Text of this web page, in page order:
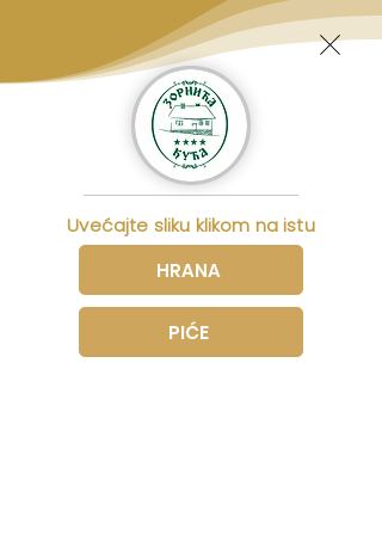
Uvećajte sliku klikom na istu
HRANA
PIĆE